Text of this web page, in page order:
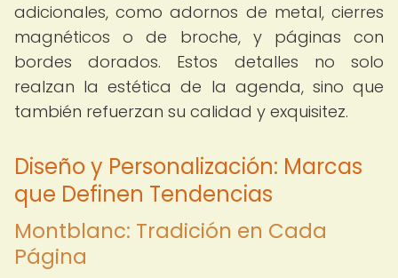
adicionales, como adornos de metal, cierres
magnéticos o de broche, y páginas con
bordes dorados. Estos detalles no solo
realzan la estética de la agenda, sino que
también refuerzan su calidad y exquisitez.
Diseño y Personalización: Marcas
que Definen Tendencias
Montblanc: Tradición en Cada
Página